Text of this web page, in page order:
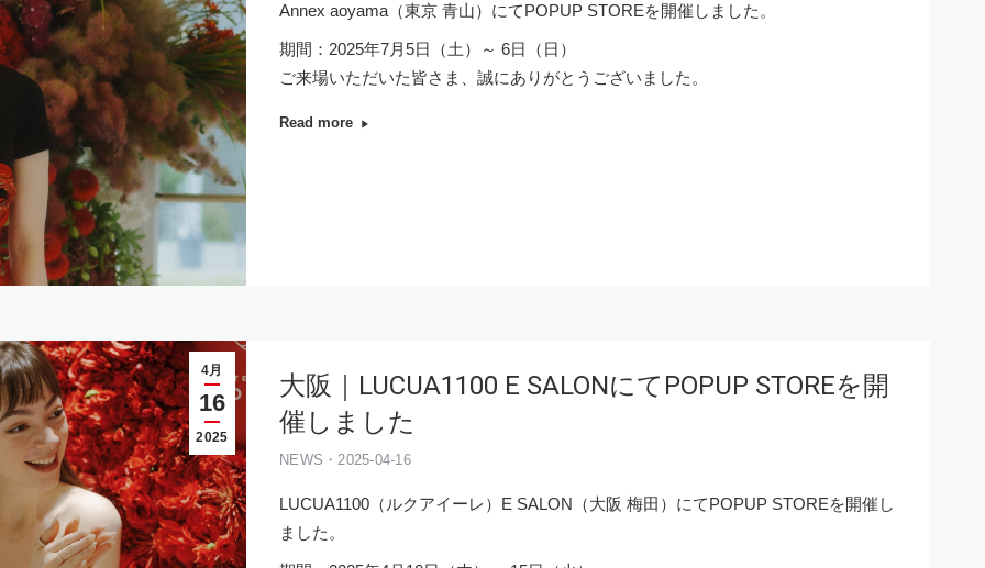
Annex aoyama（東京 青山）にてPOPUP STOREを開催しました。
期間：2025年7月5日（土）～ 6日（日）
ご来場いただいた皆さま、誠にありがとうございました。
Read more
4月
16
2025
大阪｜LUCUA1100 E SALONにてPOPUP STOREを開
催しました
NEWS・2025-04-16
LUCUA1100（ルクアイーレ）E SALON（大阪 梅田）にてPOPUP STOREを開催し
ました。